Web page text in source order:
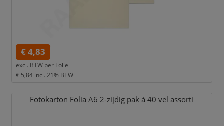
€ 4,83
excl. BTW per Folie
€ 5,84 incl. 21% BTW
Fotokarton Folia A6 2-zijdig pak à 40 vel assorti